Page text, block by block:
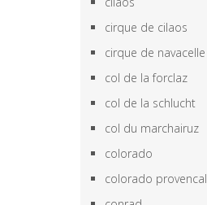
cirque de cilaos
cirque de navacelle
col de la forclaz
col de la schlucht
col du marchairuz
colorado
colorado provencal